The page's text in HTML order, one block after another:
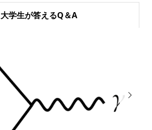
大学生が答えるQ＆A
